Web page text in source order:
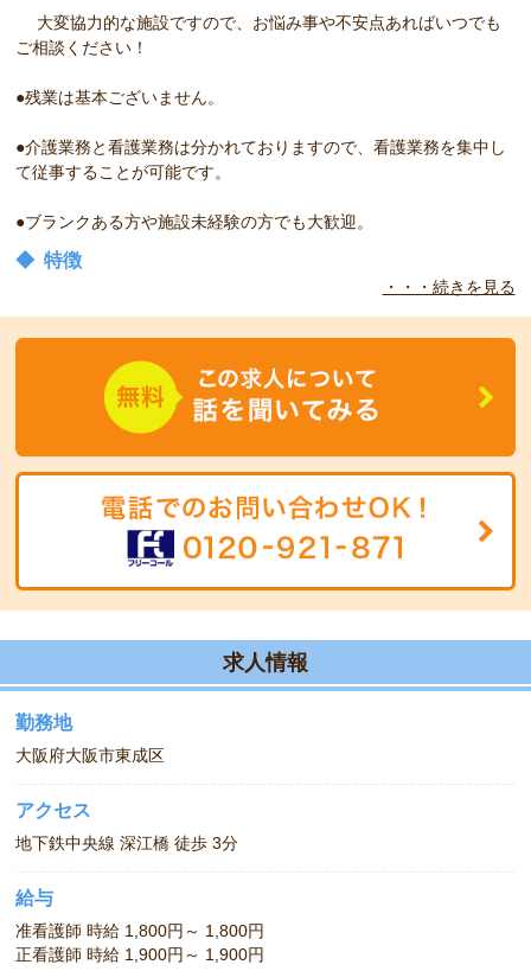
大変協力的な施設ですので、お悩み事や不安点あればいつでも
ご相談ください！
●残業は基本ございません。
●介護業務と看護業務は分かれておりますので、看護業務を集中し
て従事することが可能です。
●ブランクある方や施設未経験の方でも大歓迎。
◆ 特徴
利用者様の健康管理をお願いします。、「やりたい事をやりたい時
に」をモットーに施設を運営していますので、利用者様にも笑顔が
絶えず、アットホームで家族の一員としてお仕事ができます！！
・・・続きを見る
求人情報
勤務地
大阪府大阪市東成区
アクセス
地下鉄中央線 深江橋 徒歩 3分
給与
准看護師 時給 1,800円～ 1,800円
正看護師 時給 1,900円～ 1,900円